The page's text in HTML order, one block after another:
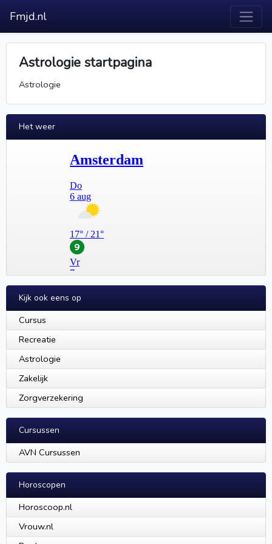
Fmjd.nl
Astrologie startpagina
Astrologie
Het weer
Kijk ook eens op
Cursus
Recreatie
Astrologie
Zakelijk
Zorgverzekering
Cursussen
AVN Cursussen
Horoscopen
Horoscoop.nl
Vrouw.nl